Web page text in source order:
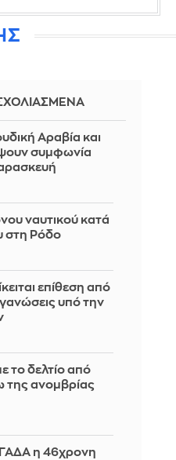
Αραβία και
συμφωνία
ναυτικού κατά
στη Ρόδο
επίθεση από
υπό την
το δελτίο από
της ανομβρίας
η 46χρονη